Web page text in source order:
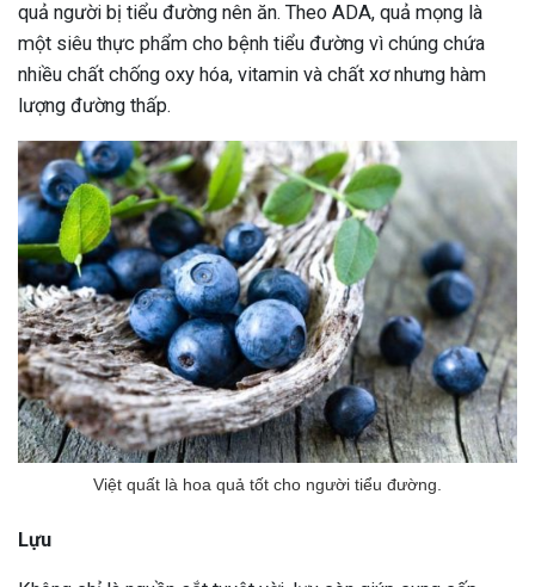
quả người bị tiểu đường nên ăn. Theo ADA, quả mọng là
một siêu thực phẩm cho bệnh tiểu đường vì chúng chứa
nhiều chất chống oxy hóa, vitamin và chất xơ nhưng hàm
lượng đường thấp.
Việt quất là hoa quả tốt cho người tiểu đường.
Lựu